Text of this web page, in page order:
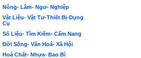
Nông- Lâm- Ngư- Nghiệp
Vật Liệu- Vật Tư-Thiết Bị-Dụng
Cụ
Số Liệu- Tìm Kiếm- Cẩm Nang
Đời Sống- Văn Hoá- Xã Hội
Hoá Chất- Nhựa- Bao Bì